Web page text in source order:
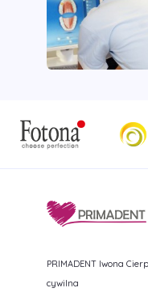
PRIMADENT Iwona
cywilna